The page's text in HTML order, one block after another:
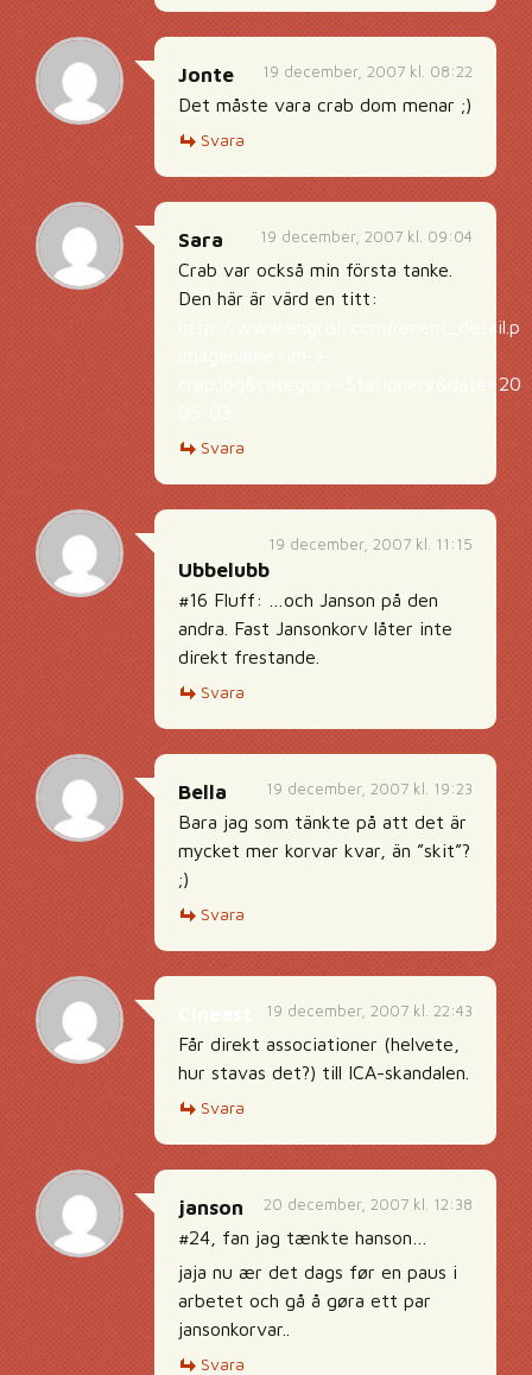
19 december, 2007 kl. 08:22
Jonte
Det måste vara crab dom menar ;)
Svara
19 december, 2007 kl. 09:04
Sara
Crab var också min första tanke.
Den här är värd en titt:
http://www.engrish.com/
Svara
19 december, 2007 kl. 11:15
Ubbelubb
#16 Fluff: …och Janson på den
andra. Fast Jansonkorv låter inte
direkt frestande.
Svara
19 december, 2007 kl. 19:23
Bella
Bara jag som tänkte på att det är
mycket mer korvar kvar, än ”skit”?
;)
Svara
19 december, 2007 kl. 22:43
Får direkt associationer (helvete,
hur stavas det?) till ICA-skandalen.
Svara
20 december, 2007 kl. 12:38
janson
#24, fan jag tænkte hanson…
jaja nu ær det dags før en paus i
arbetet och gå å gøra ett par
jansonkorvar..
Svara